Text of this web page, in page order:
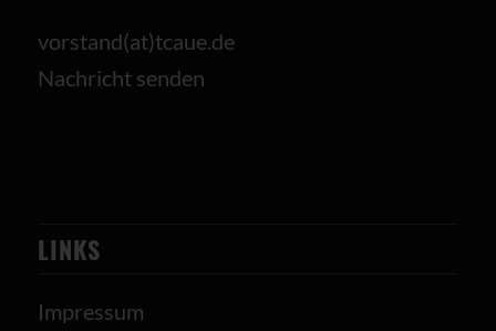
vorstand(at)tcaue.de
Nachricht senden
LINKS
Impressum